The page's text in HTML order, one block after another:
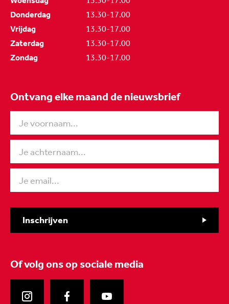
Donderdag
13.30-17.00
Vrijdag
13.30-17.00
Zaterdag
13.30-17.00
Zondag
13.30-17.00
Ontvang elke maand de nieuwsbrief
Inschrijven
Of volg onsop sociale media